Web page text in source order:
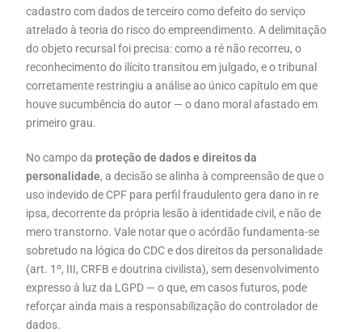
cadastro com dados de terceiro como defeito do serviço
atrelado à teoria do risco do empreendimento. A delimitação
do objeto recursal foi precisa: como a ré não recorreu, o
reconhecimento do ilícito transitou em julgado, e o tribunal
corretamente restringiu a análise ao único capítulo em que
houve sucumbência do autor — o dano moral afastado em
primeiro grau.
No campo daproteção de dados e direitos da
personalidade, a decisão se alinha à compreensão de que o
uso indevido de CPF para perfil fraudulento gera dano in re
ipsa, decorrente da própria lesão à identidade civil, e não de
mero transtorno. Vale notar que o acórdão fundamenta-se
sobretudo na lógica do CDC e dos direitos da personalidade
(art. 1º, III, CRFB e doutrina civilista), sem desenvolvimento
expresso à luz da LGPD — o que, em casos futuros, pode
reforçar ainda mais a responsabilização do controlador de
dados.